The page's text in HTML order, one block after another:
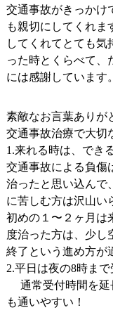
交通事故がきっかけ
も親切にしてくれま
してくれてとても気
った時とくらべて、
には感謝しています。
素敵なお言葉ありが
交通事故治療で大切
1.来れる時は、でき
交通事故による負傷
治ったと思い込んで
に苦しむ方は沢山い
初めの１〜２ヶ月は
度治った方は、少し
終了という進め方が
2.平日は夜の8時まで
通常受付時間を延
も通いやすい！